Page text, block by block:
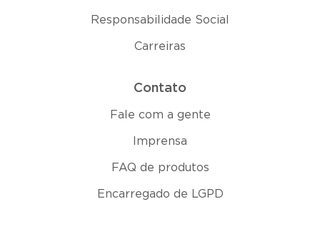
Responsabilidade Social
Carreiras
Contato
Fale com a gente
Imprensa
FAQ de produtos
Encarregado de LGPD